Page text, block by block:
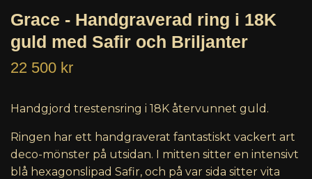
Grace - Handgraverad ring i 18K
guld med Safir och Briljanter
22 500 kr
Handgjord trestensring i 18K återvunnet guld.
Ringen har ett handgraverat fantastiskt vackert art
deco-mönster på utsidan. I mitten sitter en intensivt
blå hexagonslipad Safir, och på var sida sitter vita